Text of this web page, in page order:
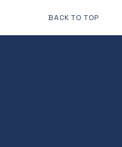
BACK TO TOP